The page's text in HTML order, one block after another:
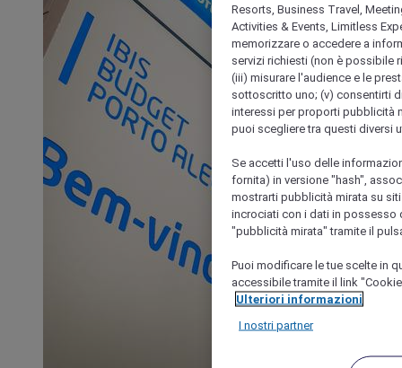
Resorts, Business Travel,
Activities & Events, Limitless
memorizzare o accedere a
servizi richiesti (non è possibile
(iii) misurare l'audience e le
sottoscritto uno; (v) consentirti
interessi per proporti pubblicità
puoi scegliere tra questi diversi
Se accetti l'uso delle
fornita) in versione "hash",
mostrarti pubblicità mirata su
incrociati con i dati in possesso
"pubblicità mirata" tramite il
Puoi modificare le tue scelte in
accessibile tramite il link
Ulteriori informazioni
I nostri partner